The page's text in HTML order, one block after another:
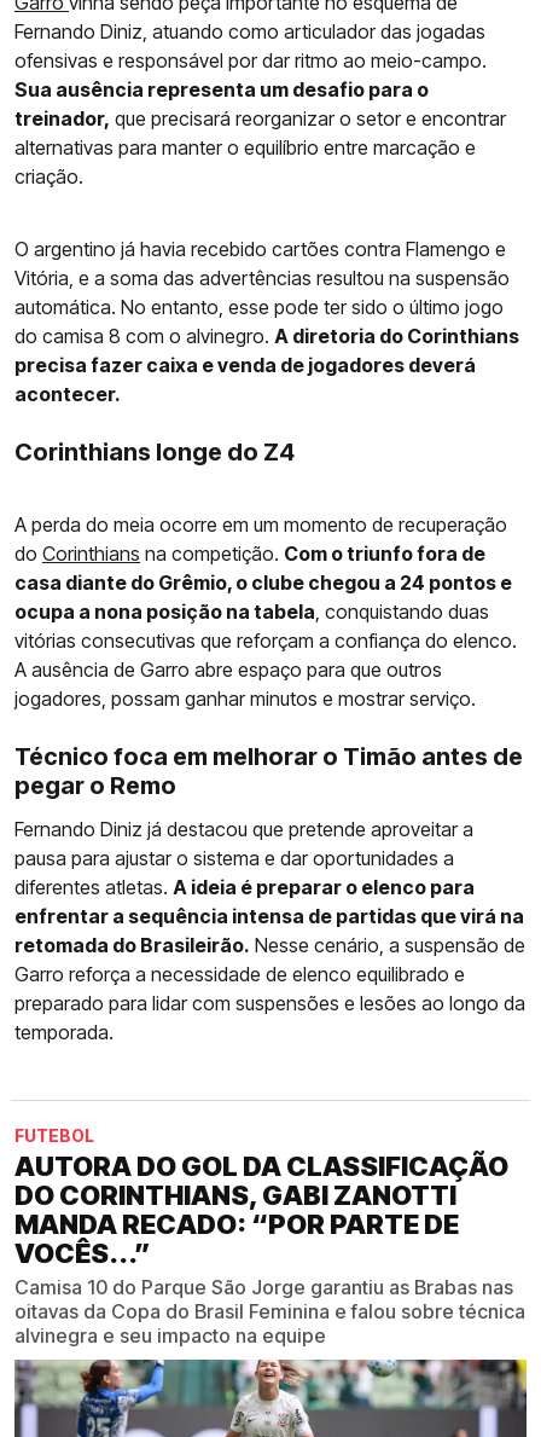
Fernando Diniz, atuando como articulador das jogadas
ofensivas e responsável por dar ritmo ao meio-campo.
Sua ausência representa um desafio para o
treinador, que precisará reorganizar o setor e encontrar
alternativas para manter o equilíbrio entre marcação e
criação.
O argentino já havia recebido cartões contra Flamengo e
Vitória, e a soma das advertências resultou na suspensão
automática. No entanto, esse pode ter sido o último jogo
do camisa 8 com o alvinegro. A diretoria do Corinthians
precisa fazer caixa e venda de jogadores deverá
acontecer.
Corinthians longe do Z4
A perda do meia ocorre em um momento de recuperação
do Corinthians na competição. Com o triunfo fora de
casa diante do Grêmio, o clube chegou a 24 pontos e
ocupa a nona posição na tabela , conquistando duas
vitórias consecutivas que reforçam a confiança do elenco.
A ausência de Garro abre espaço para que outros
jogadores, possam ganhar minutos e mostrar serviço.
Técnico foca em melhorar o Timão antes de
pegar o Remo
Fernando Diniz já destacou que pretende aproveitar a
pausa para ajustar o sistema e dar oportunidades a
diferentes atletas. A ideia é preparar o elenco para
enfrentar a sequência intensa de partidas que virá na
retomada do Brasileirão. Nesse cenário, a suspensão de
Garro reforça a necessidade de elenco equilibrado e
preparado para lidar com suspensões e lesões ao longo da
temporada.
FUTEBOL
AUTORA DO GOL DA CLASSIFICAÇÃO
DO CORINTHIANS, GABI ZANOTTI
MANDA RECADO: “POR PARTE DE
VOCÊS...”
Camisa 10 do Parque São Jorge garantiu as Brabas nas
oitavas da Copa do Brasil Feminina e falou sobre técnica
alvinegra e seu impacto na equipe